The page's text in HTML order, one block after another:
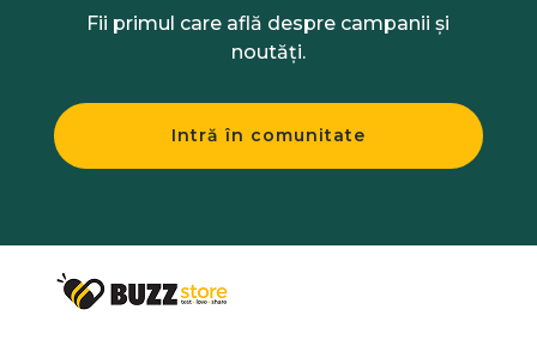
Fii primul care află despre campanii și
noutăți.
Intră în comunitate